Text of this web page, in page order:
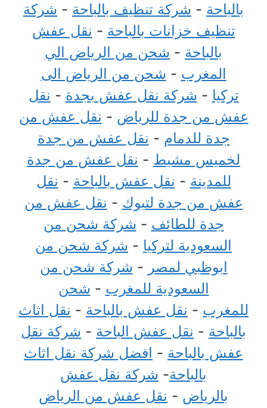
بالباحة - شركة تنظيف بالباحة - شركة
تنظيف خزانات بالباحة - نقل عفش
بالباحة - شحن من الرياض الي
المغرب - شحن من الرياض الى
تركيا - شركة نقل عفش بجدة - نقل
عفش من جدة للرياض - نقل عفش من
جدة للدمام - نقل عفش من جدة
لخميس مشيط - نقل عفش من جدة
للمدينة - نقل عفش بالباحة - نقل
عفش من جدة لتبوك - نقل عفش من
جدة للطائف - شركة شحن من
السعودية لتركيا - شركة شحن من
ابوظبي لمصر - شركة شحن من
السعودية للمغرب - شحن
للمغرب - نقل عفش بالباحة - نقل اثاث
بالباحة - نقل عفش الباحة - شركة نقل
عفش بالباحة - افضل شركة نقل اثاث
بالباحة- شركة نقل عفش
بالرياض - نقل عفش من الرياض